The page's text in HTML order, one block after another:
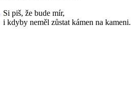
Si piš, že bude mír,
i kdyby neměl zůstat kámen na kameni.